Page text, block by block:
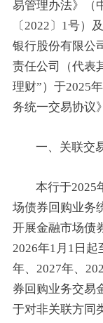
易管理办法》（
〔2022〕1号）
银行股份有限公
责任公司（代表
理财”）于2025
务统一交易协议
一、关联交
本行于2025
场债券回购业务
开展金融市场债
2026年1月1日起
年、2027年、
券回购业务交易
于对非关联方同